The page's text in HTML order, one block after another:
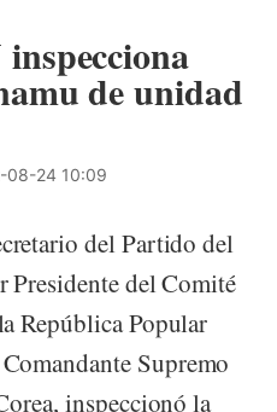
de unidad
08-24 10:09
del Partido del
Presidente del Comité
República Popular
Supremo
inspeccionó la